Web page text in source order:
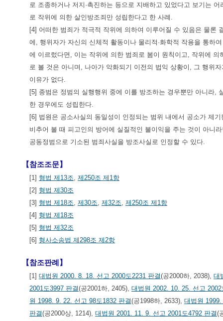
로 조종하거나 저지·촉진하는 등으로 지배하고 있었다고 보기는
로 작위에 의한 살인방조죄만 성립한다고 한 사례.
[4] 어떠한 범죄가 적극적 작위에 의하여 이루어질 수 있음은 물론
에, 행위자가 자신의 신체적 활동이나 물리적·화학적 작용을 통하
에 이르렀다면, 이는 작위에 의한 범죄로 봄이 원칙이고, 작위에
로 볼 것은 아니며, 나아가 악화되기 이전의 법익 상황이, 그 행위
이유가 없다.
[5] 종범은 정범의 실행행위 중에 이를 방조하는 경우뿐만 아니라,
한 경우에도 성립한다.
[6] 법원은 공소사실의 동일성이 인정되는 범위 내에서 공소가 제
비추어 볼 때 피고인의 방어에 실질적인 불이익을 주는 것이 아니
공동정범으로 기소된 범죄사실을 방조사실로 인정할 수 있다.
【참조조문】
[1] 형법 제13조, 제250조 제1항
[2] 형법 제30조
[3] 형법 제18조, 제30조, 제32조, 제250조 제1항
[4] 형법 제18조
[5] 형법 제32조
[6] 형사소송법 제298조 제2항
【참조판례】
[1] 대법원 2000. 8. 18. 선고 2000도2231 판결(공2000하, 2038), 대
2001도3997 판결(공2001하, 2405), 대법원 2002. 10. 25. 선고
원 1998. 9. 22. 선고 98도1832 판결(공1998하, 2633), 대법원
판결(공2000상, 1214), 대법원 2001. 11. 9. 선고 2001도4792 판결(